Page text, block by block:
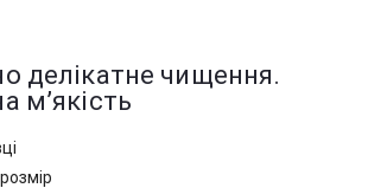
делікатне чищення.
м’якість